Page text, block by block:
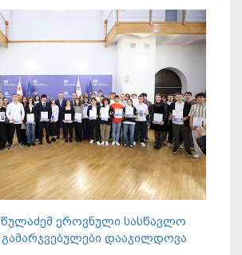
ეროვნული სასწავლო
დააჯილდოვა